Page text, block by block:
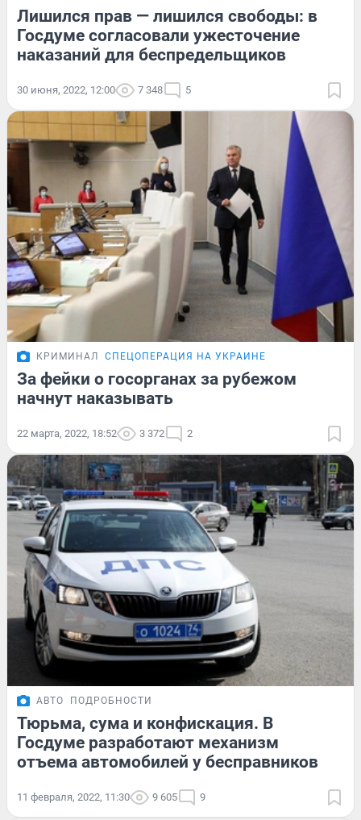
Лишился прав — лишился свободы: в
Госдуме согласовали ужесточение
наказаний для беспредельщиков
30 июня, 2022, 12:00 7 348 5
КРИМИНАЛ СПЕЦОПЕРАЦИЯ НА УКРАИНЕ
За фейки о госорганах за рубежом
начнут наказывать
22 марта, 2022, 18:52 3 372 2
АВТО ПОДРОБНОСТИ
Тюрьма, сума и конфискация. В
Госдуме разработают механизм
отъема автомобилей у бесправников
11 февраля, 2022, 11:30 9 605 9